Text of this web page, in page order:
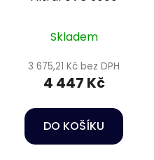
Skladem
3 675,21 Kč bez DPH
4 447 Kč
DO KOŠÍKU